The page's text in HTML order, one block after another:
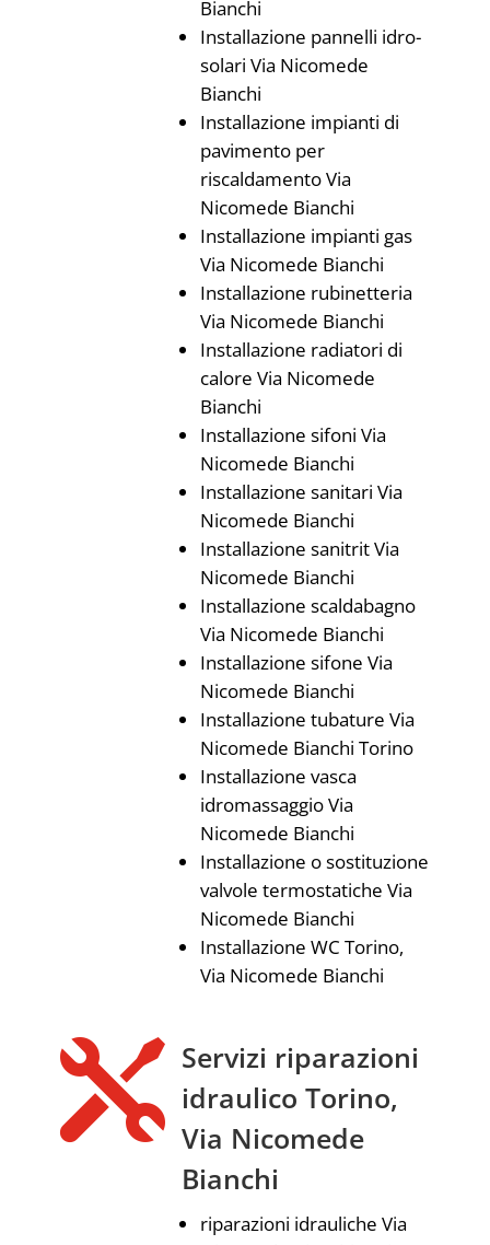
Bianchi
Installazione pannelli idro-
solari Via Nicomede
Bianchi
Installazione impianti di
pavimento per
riscaldamento Via
Nicomede Bianchi
Installazione impianti gas
Via Nicomede Bianchi
Installazione rubinetteria
Via Nicomede Bianchi
Installazione radiatori di
calore Via Nicomede
Bianchi
Installazione sifoni Via
Nicomede Bianchi
Installazione sanitari Via
Nicomede Bianchi
Installazione sanitrit Via
Nicomede Bianchi
Installazione scaldabagno
Via Nicomede Bianchi
Installazione sifone Via
Nicomede Bianchi
Installazione tubature Via
Nicomede Bianchi Torino
Installazione vasca
idromassaggio Via
Nicomede Bianchi
Installazione o sostituzione
valvole termostatiche Via
Nicomede Bianchi
Installazione WC Torino,
Via Nicomede Bianchi
 Servizi riparazioni
idraulico Torino,
Via Nicomede
Bianchi
riparazioni idrauliche Via